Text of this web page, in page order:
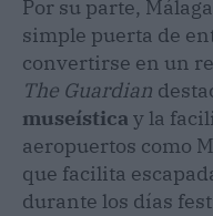
Por su parte,
simple puerta de
convertirse en un
The Guardian
museística y la
aeropuertos como
que facilita
durante los días